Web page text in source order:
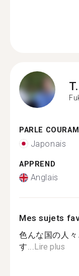
T.
PARLE
Japonais
APPREND
Anglais
Mes sujets
色んな国の人
す...Lire plus